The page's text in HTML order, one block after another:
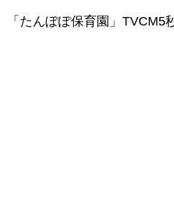
「たんぽぽ保育園」TVCM5